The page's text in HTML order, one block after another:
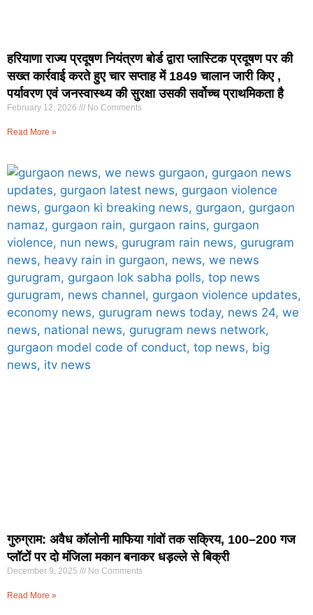
हरियाणा राज्य प्रदूषण नियंत्रण बोर्ड द्वारा प्लास्टिक प्रदूषण पर की
सख्त कार्रवाई करते हुए चार सप्ताह में 1849 चालान जारी किए ,
पर्यावरण एवं जनस्वास्थ्य की सुरक्षा उसकी सर्वोच्च प्राथमिकता है
February 12, 2026 No Comments
Read More »
गुरुग्राम: अवैध कॉलोनी माफिया गांवों तक सक्रिय, 100–200 गज
प्लॉटों पर दो मंजिला मकान बनाकर धड़ल्ले से बिक्री
December 9, 2025 No Comments
Read More »